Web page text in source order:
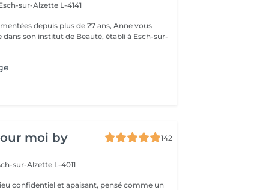
sur-Alzette L-4141
depuis plus de 27 ans, Anne vous
dans son institut de Beauté, établi à Esch-sur-
moi by
142
sur-Alzette L-4011
confidentiel et apaisant, pensé comme un